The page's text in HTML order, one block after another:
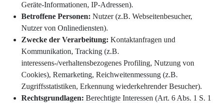
Geräte-Informationen, IP-Adressen).
Betroffene Personen: Nutzer (z.B. Webseitenbesucher,
Nutzer von Onlinediensten).
Zwecke der Verarbeitung: Kontaktanfragen und
Kommunikation, Tracking (z.B.
interessens-/verhaltensbezogenes Profiling, Nutzung von
Cookies), Remarketing, Reichweitenmessung (z.B.
Zugriffsstatistiken, Erkennung wiederkehrender Besucher).
Rechtsgrundlagen: Berechtigte Interessen (Art. 6 Abs. 1 S. 1